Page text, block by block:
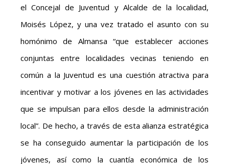
el Concejal de Juventud y Alcalde de la localidad,
Moisés López, y una vez tratado el asunto con su
homónimo de Almansa “que establecer acciones
conjuntas entre localidades vecinas teniendo en
común a la Juventud es una cuestión atractiva para
incentivar y motivar a los jóvenes en las actividades
que se impulsan para ellos desde la administración
local”. De hecho, a través de esta alianza estratégica
se ha conseguido aumentar la participación de los
jóvenes, así como la cuantía económica de los